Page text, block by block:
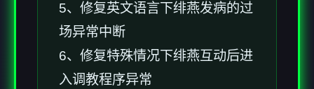
5、修复英文语言下绯燕发病的过
场异常中断
6、修复特殊情况下绯燕互动后进
入调教程序异常